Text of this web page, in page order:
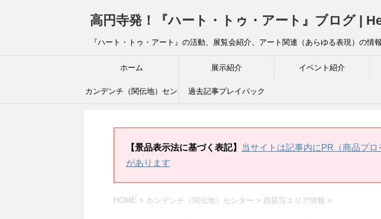
高円寺発！『ハート・トゥ・アート』ブログ |
『ハート・トゥ・アート』の活動、展覧会紹介、アート関連（あらゆる表現）の情
ホーム 展示紹介 イベント紹介
カンデンチ（関伝地）セン 過去記事プレイバック
【景品表示法に基づく表記】 当サイトは記事内にPR（商品プ
があります
HOME > カンデンチ（関伝地）センター > 西荻窪エリア情報 >